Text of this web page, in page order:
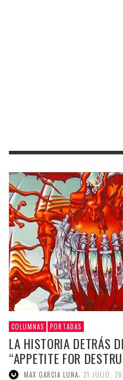
COLUMNAS PORTADAS
LA HISTORIA DETRÁS
“APPETITE FOR
MAX GARCIA LUNA 21 JULIO,